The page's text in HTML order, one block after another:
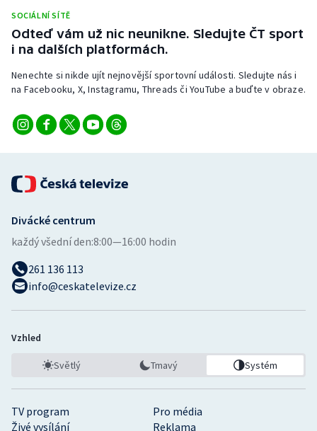
SOCIÁLNÍ SÍTĚ
Odteď vám už nic neunikne. Sledujte ČT sport
i na dalších platformách.
Nenechte si nikde ujít nejnovější sportovní události. Sledujte nás i
na Facebooku, X, Instagramu, Threads či YouTube a buďte v obraze.
TV program
Pro média
Živé vysílání
Reklama
Divácké centrum
každý všední den:8:00—16:00 hodin
261 136 113
info@ceskatelevize.cz
Vzhled
Světlý Tmavý Systém